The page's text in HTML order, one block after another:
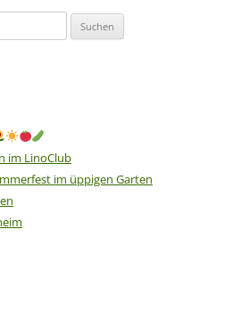
im LinoClub
im üppigen Garten